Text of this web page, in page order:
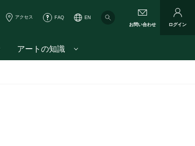
アクセス FAQ
EN
お問い合わせ
ログイン
アートの知識